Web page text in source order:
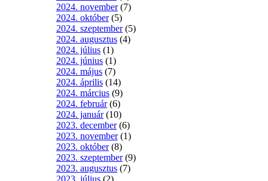
2024. november(7)
2024. október(5)
2024. szeptember(5)
2024. augusztus (4)
2024. július (1)
2024. június (1)
2024. május (7)
2024. április (14)
2024. március (9)
2024. február(6)
2024. január(10)
2023. december(6)
2023. november(1)
2023. október(8)
2023. szeptember(9)
2023. augusztus (7)
2023. július (2)